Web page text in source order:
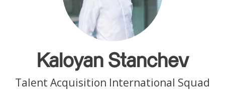
Kaloyan Stanchev
Talent Acquisition International Squad